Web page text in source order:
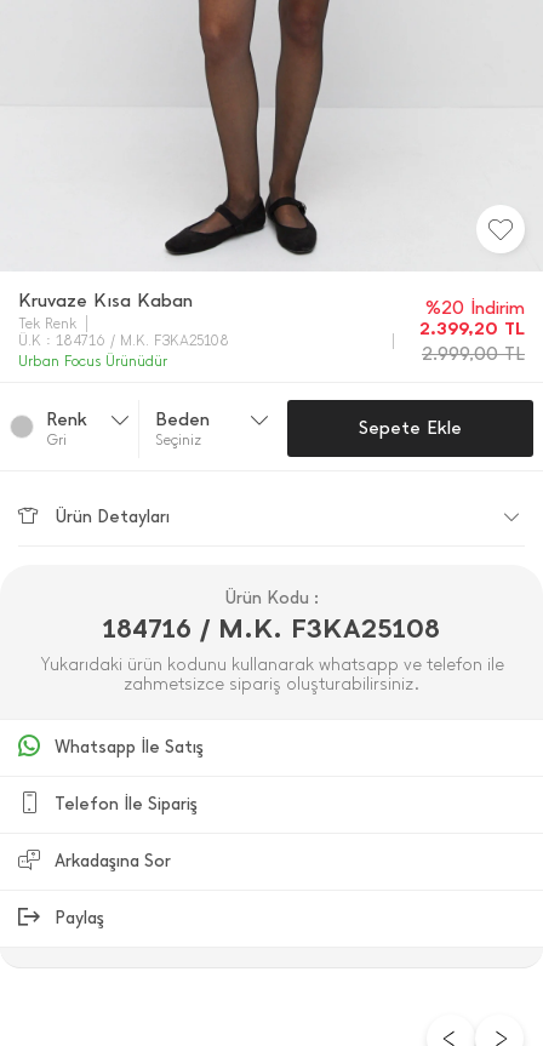
Kruvaze Kısa Kaban
Tek Renk
Ü.K : 184716 / M.K. F3KA25108
Urban Focus Ürünüdür
%20 İndirim
2.399,20 TL
2.999,00TL
Renk
Gri̇
Beden
Seçiniz
Sepete Ekle
Ürün Detayları
Ürün Kodu :
184716 / M.K. F3KA25108
Yukarıdaki ürün kodunu kullanarak whatsapp ve telefon ile
zahmetsizce sipariş oluşturabilirsiniz.
Whatsapp İle Satış
Telefon İle Sipariş
Arkadaşına Sor
Paylaş